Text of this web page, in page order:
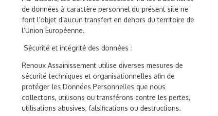
de données à caractère personnel du présent site ne
font l’objet d’aucun transfert en dehors du territoire de
l’Union Européenne.
Sécurité et intégrité des données :
Renoux Assainissement utilise diverses mesures de
sécurité techniques et organisationnelles afin de
protéger les Données Personnelles que nous
collectons, utilisons ou transférons contre les pertes,
utilisations abusives, falsifications ou destructions.